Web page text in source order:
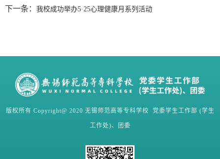
下一条： 我校成功举办5·25心理健康月系列活动
版权所有 Copyright@ 2020 无锡师范高等专科学校 党委学生工作部 (学生
工作处)、团委